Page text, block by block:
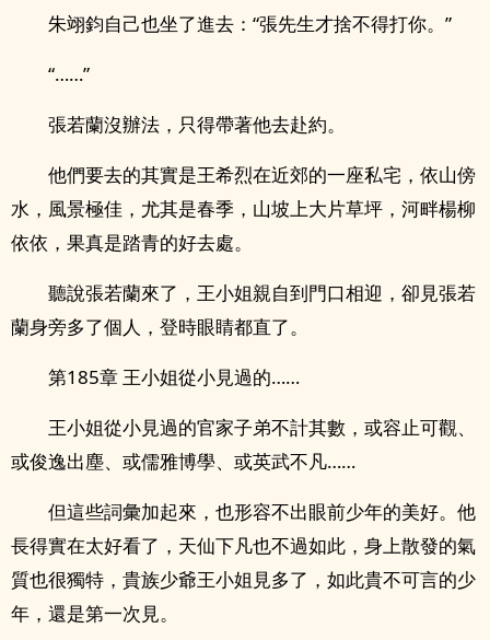
朱翊鈞自己也坐了進去：“張先生才捨不得打你。”
“……”
張若蘭沒辦法，只得帶著他去赴約。
他們要去的其實是王希烈在近郊的一座私宅，依山傍
水，風景極佳，尤其是春季，山坡上大片草坪，河畔楊柳
依依，果真是踏青的好去處。
聽說張若蘭來了，王小姐親自到門口相迎，卻見張若
蘭身旁多了個人，登時眼睛都直了。
第185章 王小姐從小見過的……
王小姐從小見過的官家子弟不計其數，或容止可觀、
或俊逸出塵、或儒雅博學、或英武不凡……
但這些詞彙加起來，也形容不出眼前少年的美好。他
長得實在太好看了，天仙下凡也不過如此，身上散發的氣
質也很獨特，貴族少爺王小姐見多了，如此貴不可言的少
年，還是第一次見。